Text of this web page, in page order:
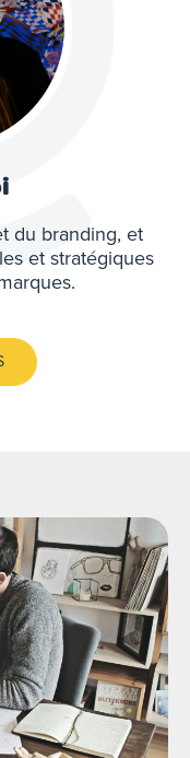
du branding, et
et stratégiques